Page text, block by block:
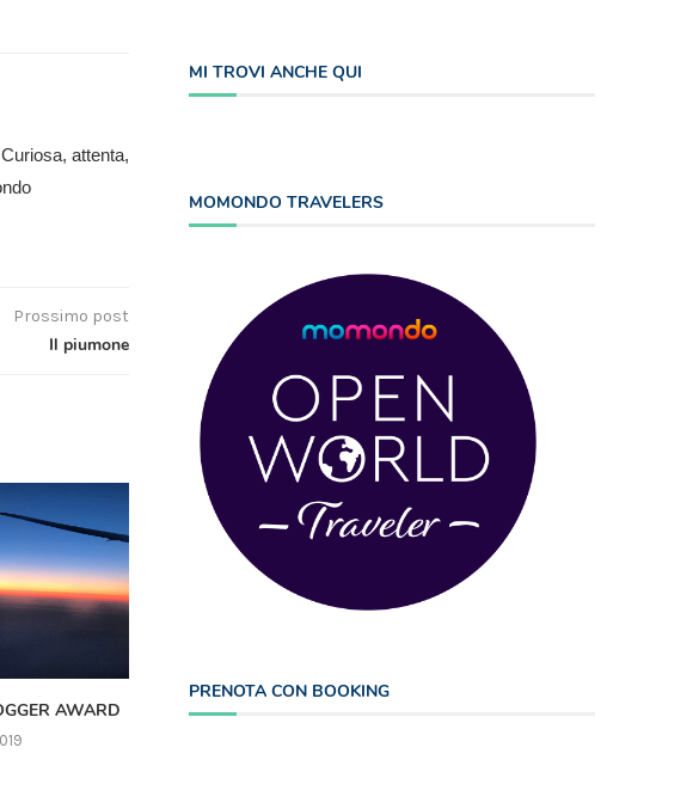
attenta,
Prossimo post
Il piumone
AWARD
Cosa ha fatto per me l’Irlanda: vivere
MI TROVI ANCHE QUI
MOMONDO TRAVELERS
PRENOTA CON BOOKING